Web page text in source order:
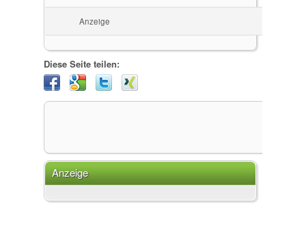
Anzeige
Diese Seite teilen:
Anzeige